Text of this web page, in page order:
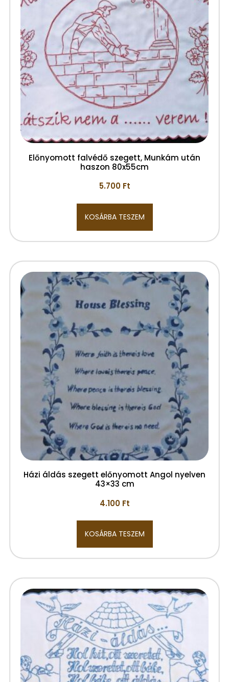
Előnyomott falvédő szegett, Munkám után
haszon 80x55cm
5.700 Ft
KOSÁRBA TESZEM
Házi áldás szegett előnyomott Angol nyelven
43×33 cm
4.100 Ft
KOSÁRBA TESZEM